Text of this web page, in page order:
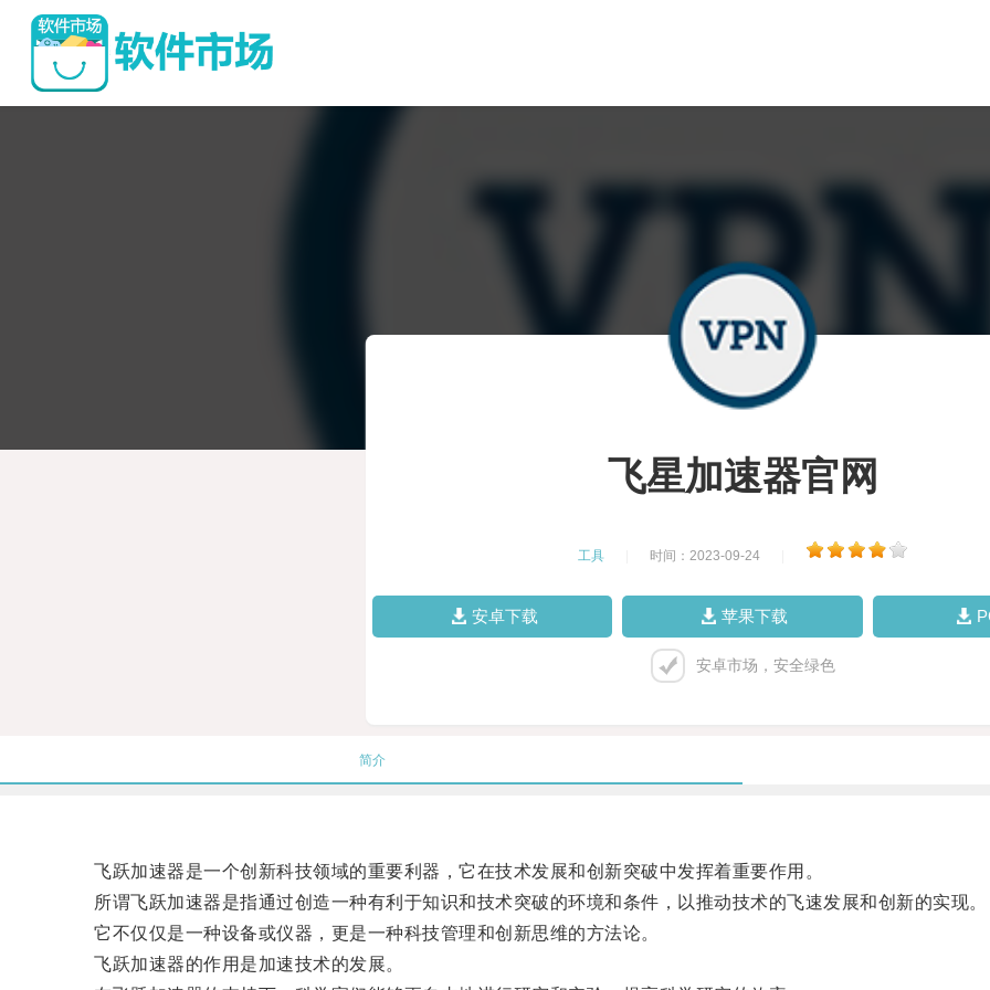
飞星加速器官网
工具 时间：2023-09-24
安卓下载 苹果下载
安卓市场，安全绿色
简介
飞跃加速器是一个创新科技领域的重要利器，它在技术发展和创新突破中发挥着重要作用。
所谓飞跃加速器是指通过创造一种有利于知识和技术突破的环境和条件，以推动技术的飞速发展和创新的实现。
它不仅仅是一种设备或仪器，更是一种科技管理和创新思维的方法论。
飞跃加速器的作用是加速技术的发展。